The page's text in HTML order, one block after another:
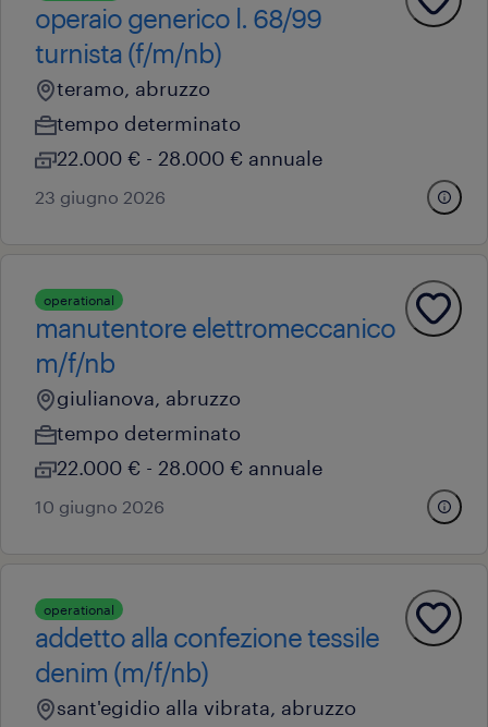
operaio generico l. 68/99
turnista (f/m/nb)
teramo, abruzzo
tempo determinato
22.000 € - 28.000 € annuale
23 giugno 2026
operational
manutentore elettromeccanico
m/f/nb
giulianova, abruzzo
tempo determinato
22.000 € - 28.000 € annuale
10 giugno 2026
operational
addetto alla confezione tessile
denim (m/f/nb)
sant'egidio alla vibrata, abruzzo